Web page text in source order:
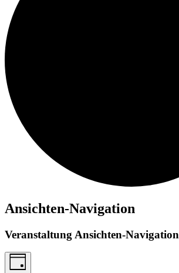
Ansichten-Navigation
Veranstaltung Ansichten-Navigation